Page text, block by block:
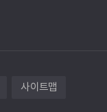
사이트맵